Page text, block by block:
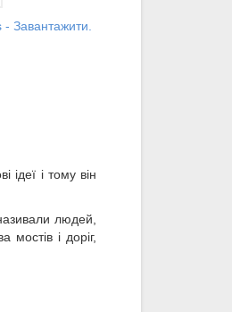
Завантажити.
і тому він
людей,
і доріг,